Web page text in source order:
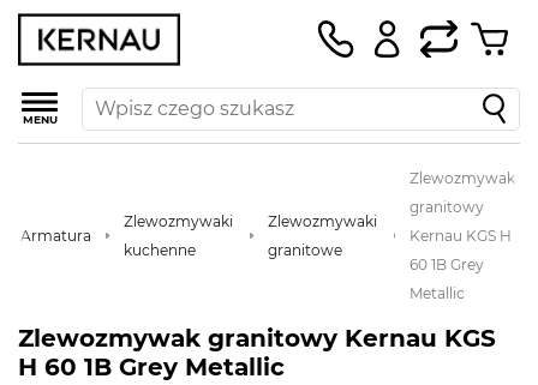
MENU
Armatura
Zlewozmywaki
kuchenne
Zlewozmywaki
granitowe
Zlewozmywak
granitowy
Kernau KGS H
60 1B Grey
Metallic
Zlewozmywak granitowy Kernau KGS
H 60 1B Grey Metallic